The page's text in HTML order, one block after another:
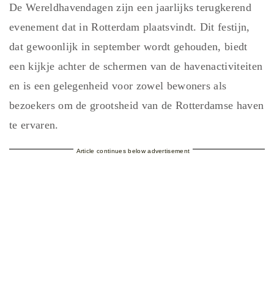
De Wereldhavendagen zijn een jaarlijks terugkerend
evenement dat in Rotterdam plaatsvindt. Dit festijn,
dat gewoonlijk in september wordt gehouden, biedt
een kijkje achter de schermen van de havenactiviteiten
en is een gelegenheid voor zowel bewoners als
bezoekers om de grootsheid van de Rotterdamse haven
te ervaren.
Article continues below advertisement